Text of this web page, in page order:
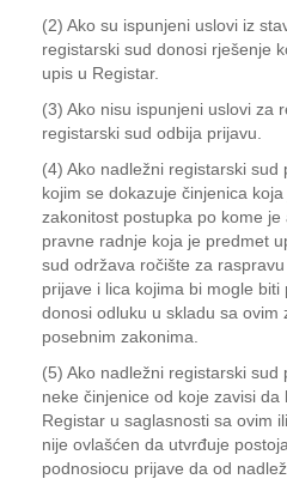
(2) Ako su ispunjeni uslovi iz
registarski sud donosi rješenje
upis u Registar.
(3) Ako nisu ispunjeni uslovi za
registarski sud odbija prijavu.
(4) Ako nadležni registarski sud
kojim se dokazuje činjenica
zakonitost postupka po kome
pravne radnje koja je predmet
sud održava ročište za
prijave i lica kojima bi mogle
donosi odluku u skladu sa ovim
posebnim zakonima.
(5) Ako nadležni registarski sud
neke činjenice od koje zavisi da
Registar u saglasnosti sa ovim
nije ovlašćen da utvrđuje
podnosiocu prijave da od